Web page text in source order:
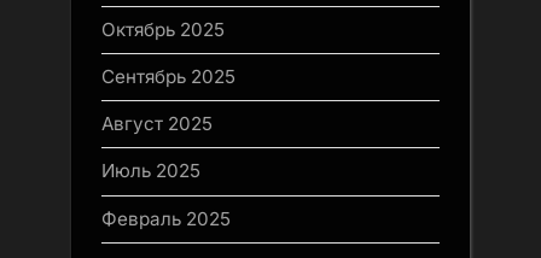
Октябрь 2025
Сентябрь 2025
Август 2025
Июль 2025
Февраль 2025